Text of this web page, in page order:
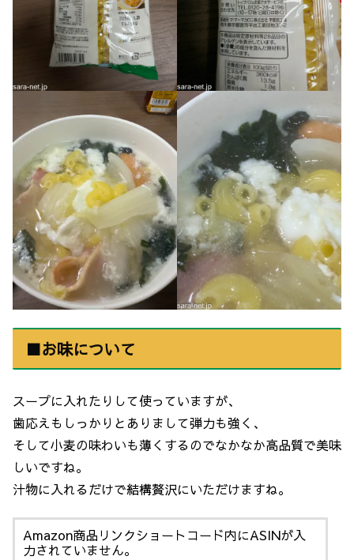
■お味について
スープに入れたりして使っていますが、
歯応えもしっかりとありまして弾力も強く、
そして小麦の味わいも薄くするのでなかなか高品質で美味
しいですね。
汁物に入れるだけで結構贅沢にいただけますね。
Amazon商品リンクショートコード内にASINが入
力されていません。